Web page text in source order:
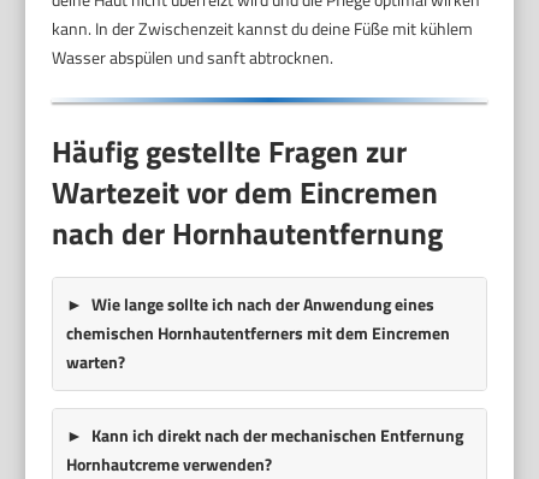
kann. In der Zwischenzeit kannst du deine Füße mit kühlem
Wasser abspülen und sanft abtrocknen.
Häufig gestellte Fragen zur
Wartezeit vor dem Eincremen
nach der Hornhautentfernung
Wie lange sollte ich nach der Anwendung eines
chemischen Hornhautentferners mit dem Eincremen
warten?
Kann ich direkt nach der mechanischen Entfernung
Hornhautcreme verwenden?